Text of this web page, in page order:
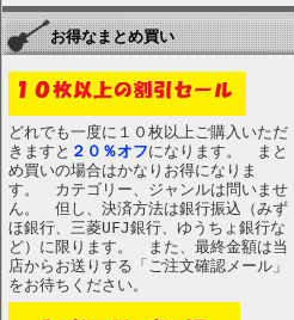
お得なまとめ買い
どれでも一度に１０枚以上ご購入いただ
きますと ２０％オフになります。 まと
め買いの場合はかなりお得になりま
す。 カテゴリー、ジャンルは問いませ
ん。 但し、決済方法は銀行振込（みず
ほ銀行、三菱UFJ銀行、ゆうちょ銀行な
ど）に限ります。 また、最終金額は当
店からお送りする「ご注文確認メール」
をお待ちください。